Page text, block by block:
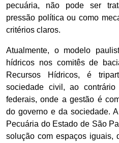
pecuária, não pode ser
pressão política ou como
critérios claros.
Atualmente, o modelo
hídricos nos comitês de
Recursos Hídricos, é
sociedade civil, ao
federais, onde a gestão é
do governo e da sociedade.
Pecuária do Estado de São
solução com espaços iguais,